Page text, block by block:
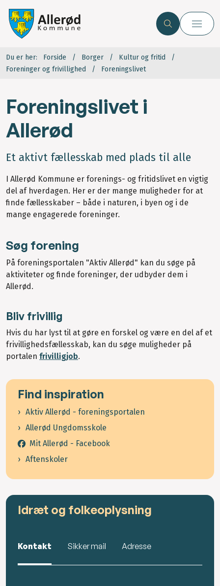
Du er her: Forside Borger
Kultur og fritid
Foreninger og frivillighed
Foreningslivet
Foreningslivet i
Allerød
Et aktivt fællesskab med plads til alle
I Allerød Kommune er forenings- og fritidslivet en vigtig
del af hverdagen. Her er der mange muligheder for at
finde fællesskaber – både i naturen, i byen og i de
mange engagerede foreninger.
Søg forening
På foreningsportalen "Aktiv Allerød" kan du søge på
aktiviteter og finde foreninger, der udbyder dem i
Allerød.
Bliv frivillig
Hvis du har lyst til at gøre en forskel og være en del af et
frivillighedsfællesskab, kan du søge muligheder på
portalen frivilligjob.
Find inspiration
Aktiv Allerød - foreningsportalen
Allerød Ungdomsskole
Mit Allerød - Facebook
Aftenskoler
Idræt og folkeoplysning
Kontakt Sikker mail Adresse